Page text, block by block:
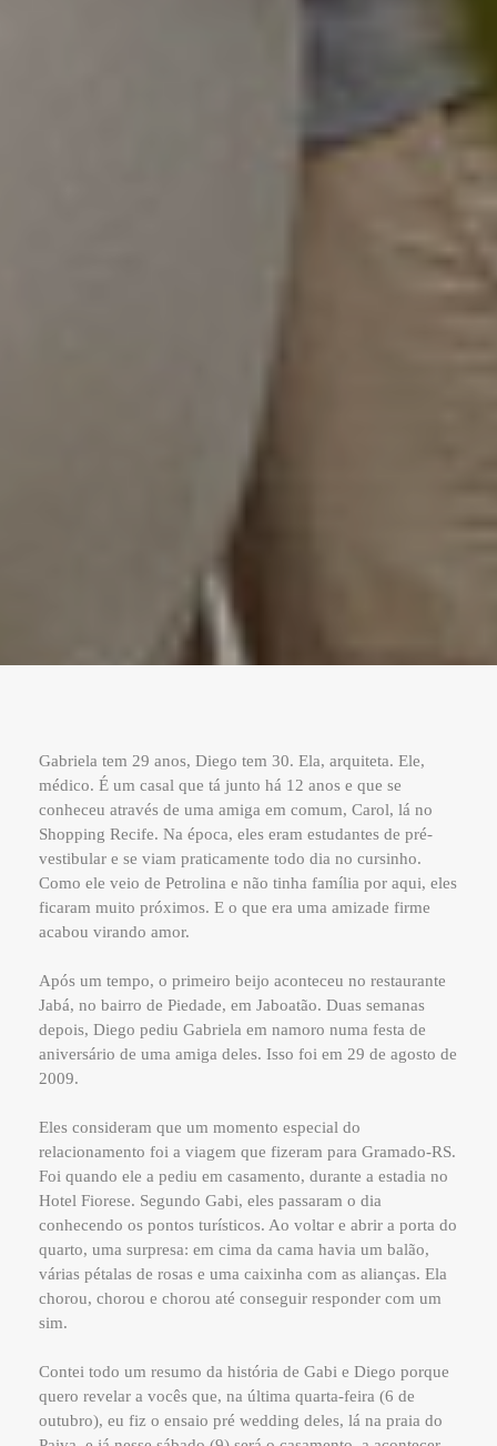
Gabriela tem 29 anos, Diego tem 30. Ela, arquiteta. Ele,
médico. É um casal que tá junto há 12 anos e que se
conheceu através de uma amiga em comum, Carol, lá no
Shopping Recife. Na época, eles eram estudantes de pré-
vestibular e se viam praticamente todo dia no cursinho.
Como ele veio de Petrolina e não tinha família por aqui, eles
ficaram muito próximos. E o que era uma amizade firme
acabou virando amor.
Após um tempo, o primeiro beijo aconteceu no restaurante
Jabá, no bairro de Piedade, em Jaboatão. Duas semanas
depois, Diego pediu Gabriela em namoro numa festa de
aniversário de uma amiga deles. Isso foi em 29 de agosto de
2009.
Eles consideram que um momento especial do
relacionamento foi a viagem que fizeram para Gramado-RS.
Foi quando ele a pediu em casamento, durante a estadia no
Hotel Fiorese. Segundo Gabi, eles passaram o dia
conhecendo os pontos turísticos. Ao voltar e abrir a porta do
quarto, uma surpresa: em cima da cama havia um balão,
várias pétalas de rosas e uma caixinha com as alianças. Ela
chorou, chorou e chorou até conseguir responder com um
sim.
Contei todo um resumo da história de Gabi e Diego porque
quero revelar a vocês que, na última quarta-feira (6 de
outubro), eu fiz o ensaio pré wedding deles, lá na praia do